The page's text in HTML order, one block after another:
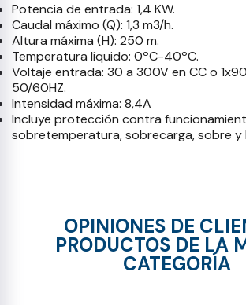
Potencia de entrada: 1,4 KW.
Caudal máximo (Q): 1,3 m3/h.
Altura máxima (H): 250 m.
Temperatura líquido: 0ºC-40ºC.
Voltaje entrada: 30 a 300V en CC o
50/60HZ.
Intensidad máxima: 8,4A
Incluye protección contra
sobretemperatura, sobrecarga, sobre y
OPINIONES DE
PRODUCTOS DE LA
CATEGORÍA